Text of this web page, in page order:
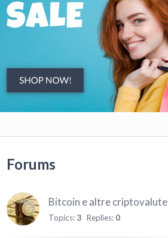
Forums
Bitcoin e altre criptovalute
Topics:3 Replies: 0